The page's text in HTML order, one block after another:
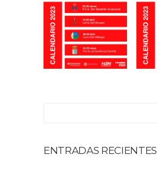
ENTRADAS RECIENTES